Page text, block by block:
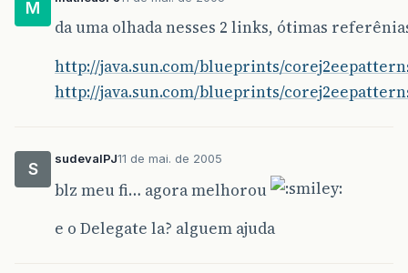
M
da uma olhada nesses 2 links, ótimas
http://java.sun.com/blueprints/
http://java.sun.com/blueprints/
S
sudevalPJ11 de mai. de 2005
blz meu fi… agora melhorou
e o Delegate la? alguem ajuda